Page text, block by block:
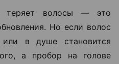
теряет волосы — это
Но если волос
в душе становится
а пробор на голове